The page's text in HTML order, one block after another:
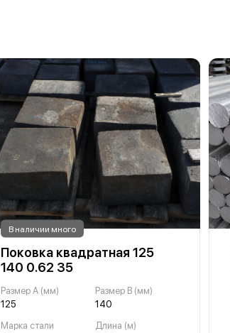
В наличии много
Поковка квадратная 125
140 0.62 35
Размер A (мм)
125
Размер B (мм)
140
Марка стали
Длина (м)